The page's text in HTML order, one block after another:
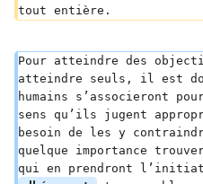
tout entière.
Pour atteindre des
atteindre seuls, il est
humains s’associeront
sens qu’ils jugent
besoin de les y
quelque importance
qui en prendront